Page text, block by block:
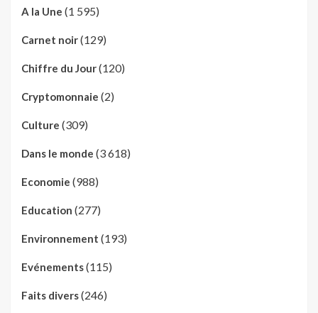
A la Une (1 595)
Carnet noir(129)
Chiffre du Jour(120)
Cryptomonnaie (2)
Culture (309)
Dans le monde (3 618)
Economie (988)
Education (277)
Environnement (193)
Evénements(115)
Faits divers(246)